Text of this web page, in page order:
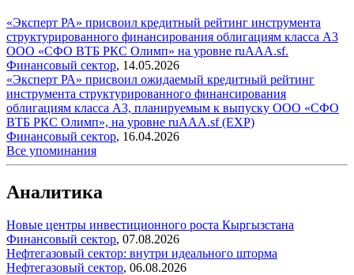
«Эксперт РА» присвоил кредитный рейтинг инструмента
структурированного финансирования облигациям класса А3
ООО «СФО ВТБ РКС Олимп» на уровне ruAAA.sf.
Финансовый сектор, 14.05.2026
«Эксперт РА» присвоил ожидаемый кредитный рейтинг
инструмента структурированного финансирования
облигациям класса А3, планируемым к выпуску ООО «СФО
ВТБ РКС Олимп», на уровне ruAAA.sf (EXP)
Финансовый сектор, 16.04.2026
Все упоминания
Аналитика
Новые центры инвестиционного роста Кыргызстана
Финансовый сектор, 07.08.2026
Нефтегазовый сектор: внутри идеального шторма
Нефтегазовый сектор, 06.08.2026